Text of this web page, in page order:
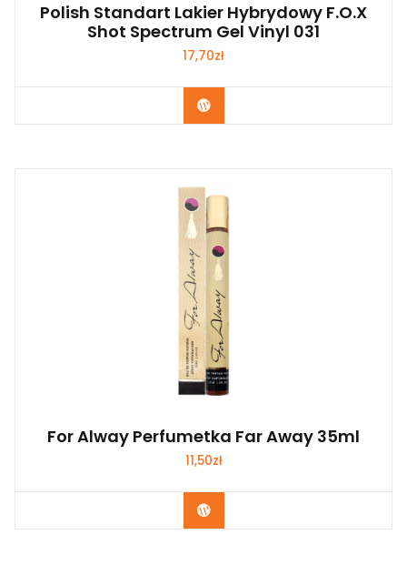
Polish Standart Lakier Hybrydowy F.O.X
Shot Spectrum Gel Vinyl 031
17,70zł
Zobacz
For Alway Perfumetka Far Away 35ml
11,50zł
Zobacz